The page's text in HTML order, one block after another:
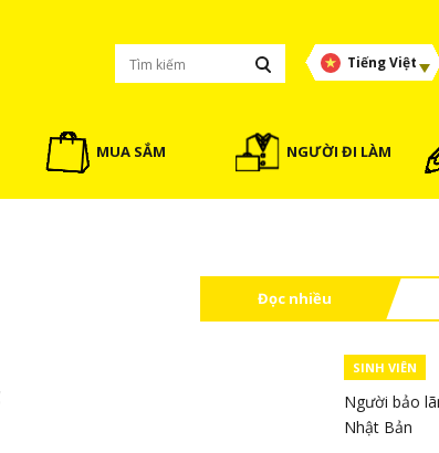
Tiếng Việt
MUA SẮM NGƯỜI ĐI LÀM
Đọc nhiều
SINH VIÊN
Người bảo
Nhật Bản